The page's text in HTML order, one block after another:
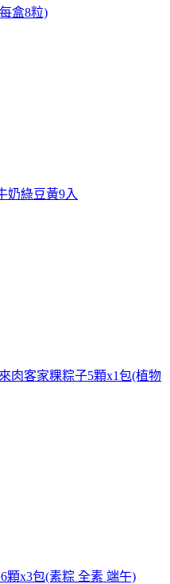
盒8粒)
奶綠豆黃9入
肉客家粿粽子5顆x1包(植物
顆x3包(素粽 全素 端午)